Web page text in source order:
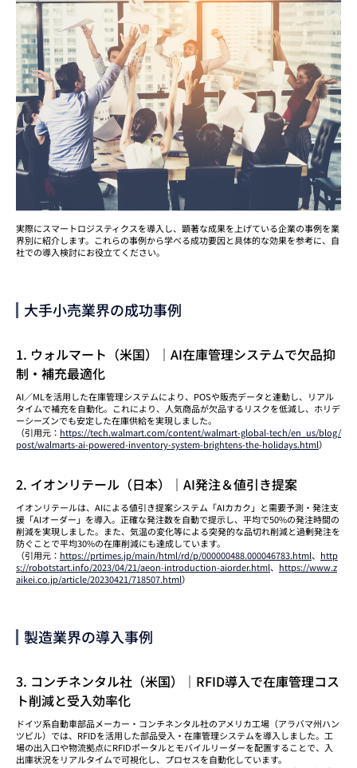
実際にスマートロジスティクスを導入し、顕著な成果を上げている企業の事例を業
界別に紹介します。これらの事例から学べる成功要因と具体的な効果を参考に、自
社での導入検討にお役立てください。
大手小売業界の成功事例
1. ウォルマート（米国）｜AI在庫管理システムで欠品抑
制・補充最適化
AI／MLを活用した在庫管理システムにより、POSや販売データと連動し、リアル
タイムで補充を自動化。これにより、人気商品が欠品するリスクを低減し、ホリデ
ーシーズンでも安定した在庫供給を実現しました。
（引用元： https://tech.walmart.com/content/walmart-global-tech/en_us/blog/
post/walmarts-ai-powered-inventory-system-brightens-the-holidays.html）
2. イオンリテール（日本）｜AI発注＆値引き提案
イオンリテールは、AIによる値引き提案システム「AIカカク」と需要予測・発注支
援「AIオーダー」を導入。正確な発注数を自動で提示し、平均で50%の発注時間の
削減を実現しました。また、気温の変化等による突発的な品切れ削減と過剰発注を
防ぐことで平均30%の在庫削減にも達成しています。
（引用元： https://prtimes.jp/main/html/rd/p/000000488.000046783.html、 http
s://robotstart.info/2023/04/21/aeon-introduction-aiorder.html、 https://www.z
aikei.co.jp/article/20230421/718507.html）
製造業界の導入事例
3. コンチネンタル社（米国）｜RFID導入で在庫管理コス
ト削減と受入効率化
ドイツ系自動車部品メーカー・コンチネンタル社のアメリカ工場（アラバマ州ハン
ツビル）では、RFIDを活用した部品受入・在庫管理システムを導入しました。工
場の出入口や物流拠点にRFIDポータルとモバイルリーダーを配置することで、入
出庫状況をリアルタイムで可視化し、プロセスを自動化しています。